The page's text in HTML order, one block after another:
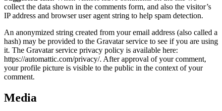
collect the data shown in the comments form, and also the visitor’s
IP address and browser user agent string to help spam detection.
An anonymized string created from your email address (also called a
hash) may be provided to the Gravatar service to see if you are using
it. The Gravatar service privacy policy is available here:
https://automattic.com/privacy/. After approval of your comment,
your profile picture is visible to the public in the context of your
comment.
Media